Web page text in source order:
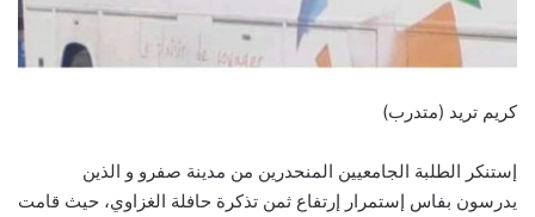
كريم تريد (متدرب)
إستنكر الطلبة الجامعيين المنحدرين من مدينة صفرو و الذين
يدرسون بفاس إستمرار إرتفاع ثمن تذكرة حافلة الغزاوي، حيث قامت